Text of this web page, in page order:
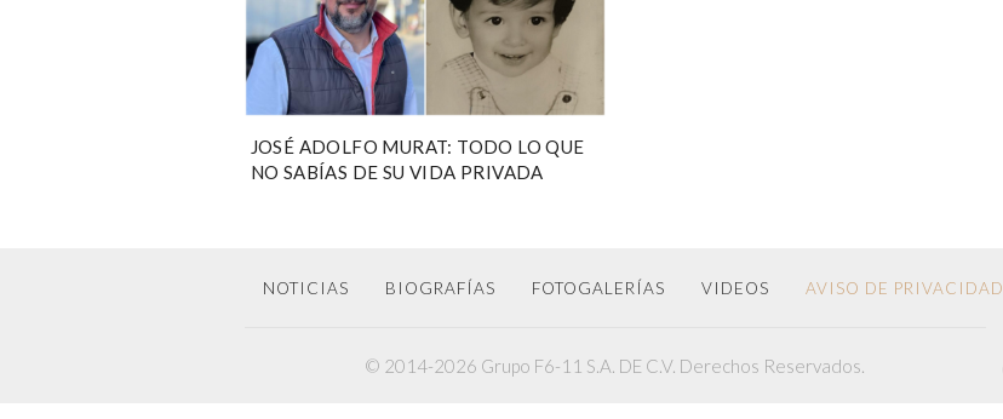
JOSÉ ADOLFO MURAT: TODO LO QUE
NO SABÍAS DE SU VIDA PRIVADA
NOTICIAS BIOGRAFÍAS FOTOGALERÍAS VIDEOS AVISO DE PRIVACIDAD
© 2014-2026 Grupo F6-11 S.A. DE C.V. Derechos Reservados.